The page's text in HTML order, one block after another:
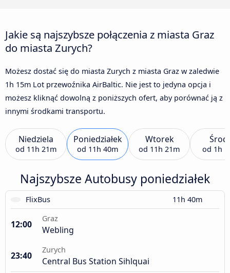
Jakie są najszybsze połączenia z miasta Graz
do miasta Zurych?
Możesz dostać się do miasta Zurych z miasta Graz w zaledwie
1h 15m Lot przewoźnika AirBaltic. Nie jest to jedyna opcja i
możesz kliknąć dowolną z poniższych ofert, aby porównać ją z
innymi środkami transportu.
Niedziela
od 11h 21m
Poniedziałek
od 11h 40m
Wtorek
od 11h 21m od 1h
Najszybsze Autobusy poniedziałek
FlixBus 11h 40m
12:00
Graz
Webling
23:40
Zurych
Central Bus Station Sihlquai